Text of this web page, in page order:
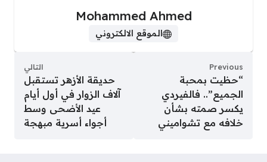
Mohammed Ahmed
الموقع الالكتروني
Previous
“حظيت بمحبة
الجميع”.. فالفيردي
يكسر صمته بشأن
خلافه مع تشواميني
التالي
حديقة الأزهر تستقبل
آلاف الزوار في أول أيام
عيد الأضحى وسط
أجواء أسرية مبهجة